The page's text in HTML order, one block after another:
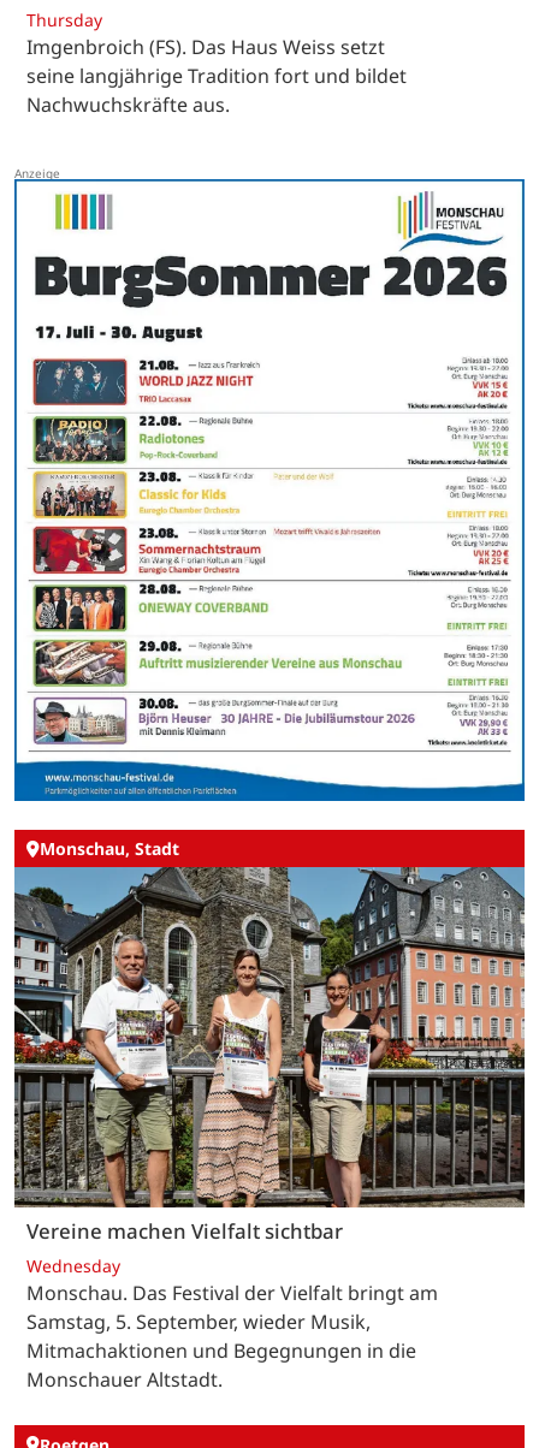
Thursday
Imgenbroich (FS). Das Haus Weiss setzt
seine langjährige Tradition fort und bildet
Nachwuchskräfte aus.
Monschau, Stadt
Vereine machen Vielfalt sichtbar
Wednesday
Monschau. Das Festival der Vielfalt bringt am
Samstag, 5. September, wieder Musik,
Mitmachaktionen und Begegnungen in die
Monschauer Altstadt.